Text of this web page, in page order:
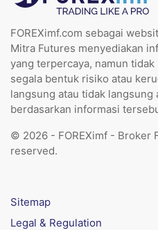
FOREXimf.com sebagai
Mitra Futures menyediakan
yang terpercaya, namun
segala bentuk risiko atau
langsung atau tidak
berdasarkan informasi
© 2026 - FOREXimf - Broker
reserved.
Sitemap
Legal & Regulation